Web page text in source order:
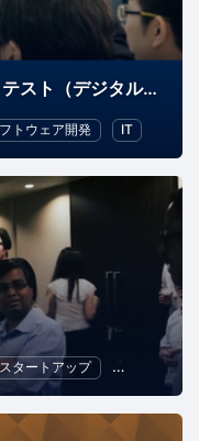
マジセミ×システム開発・テスト（デジタルとの新たな出会いと体験）
トウェア開発 IT
スタートアップ ビジネス